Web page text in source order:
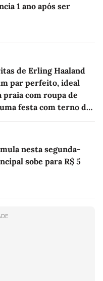
1 ano após ser
de Erling Haaland
par perfeito, ideal
praia com roupa de
festa com terno de
nesta segunda-
sobe para R$ 5